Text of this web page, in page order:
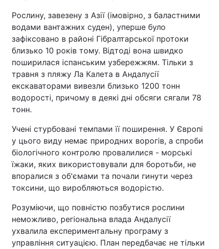
Рослину, завезену з Азії (імовірно, з баластними
водами вантажних суден), уперше було
зафіксовано в районі Гібралтарської протоки
близько 10 років тому. Відтоді вона швидко
поширилася іспанським узбережжям. Тільки з
травня з пляжу Ла Калета в Андалусії
екскаваторами вивезли близько 1200 тонн
водорості, причому в деякі дні обсяги сягали 78
тонн.
Учені стурбовані темпами її поширення. У Європі
у цього виду немає природних ворогів, а спроби
біологічного контролю провалилися - морські
їжаки, яких використовували для боротьби, не
впоралися з об'ємами та почали гинути через
токсини, що виробляються водорістю.
Розуміючи, що повністю позбутися рослини
неможливо, регіональна влада Андалусії
ухвалила експериментальну програму з
управління ситуацією. План передбачає не тільки